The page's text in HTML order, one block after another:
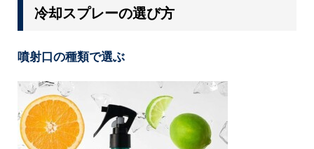
冷却スプレーの選び方
噴射口の種類で選ぶ